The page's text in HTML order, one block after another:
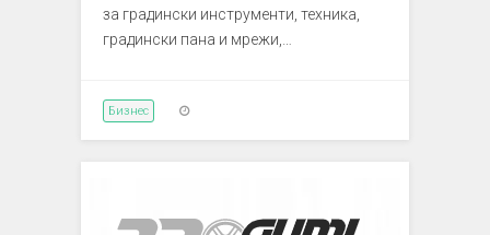
за градински инструменти, техника,
градински пана и мрежи,…
Бизнес